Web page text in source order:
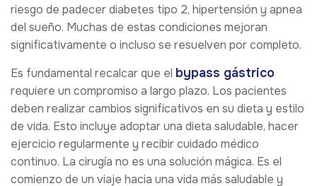
riesgo de padecer diabetes tipo 2, hipertensión y apnea
del sueño. Muchas de estas condiciones mejoran
significativamente o incluso se resuelven por completo.
Es fundamental recalcar que el bypass gástrico
requiere un compromiso a largo plazo. Los pacientes
deben realizar cambios significativos en su dieta y estilo
de vida. Esto incluye adoptar una dieta saludable, hacer
ejercicio regularmente y recibir cuidado médico
continuo. La cirugía no es una solución mágica. Es el
comienzo de un viaje hacia una vida más saludable y